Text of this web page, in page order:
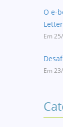
O e-
Em
Em